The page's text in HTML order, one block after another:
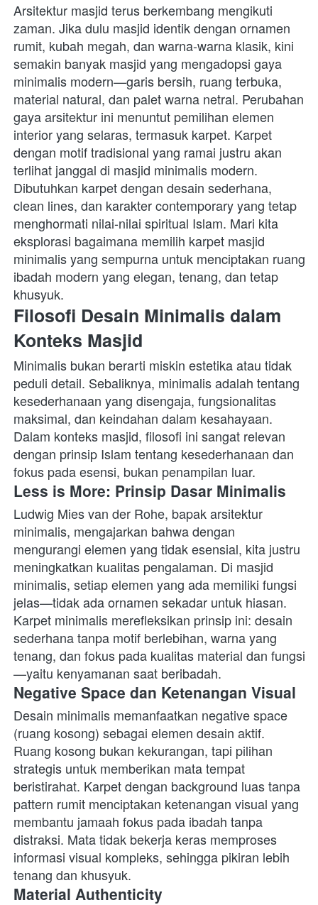
Arsitektur masjid terus berkembang mengikuti
zaman. Jika dulu masjid identik dengan ornamen
rumit, kubah megah, dan warna-warna klasik, kini
semakin banyak masjid yang mengadopsi gaya
minimalis modern—garis bersih, ruang terbuka,
material natural, dan palet warna netral. Perubahan
gaya arsitektur ini menuntut pemilihan elemen
interior yang selaras, termasuk karpet. Karpet
dengan motif tradisional yang ramai justru akan
terlihat janggal di masjid minimalis modern.
Dibutuhkan karpet dengan desain sederhana,
clean lines, dan karakter contemporary yang tetap
menghormati nilai-nilai spiritual Islam. Mari kita
eksplorasi bagaimana memilih karpet masjid
minimalis yang sempurna untuk menciptakan ruang
ibadah modern yang elegan, tenang, dan tetap
khusyuk.
Filosofi Desain Minimalis dalam
Konteks Masjid
Minimalis bukan berarti miskin estetika atau tidak
peduli detail. Sebaliknya, minimalis adalah tentang
kesederhanaan yang disengaja, fungsionalitas
maksimal, dan keindahan dalam kesahayaan.
Dalam konteks masjid, filosofi ini sangat relevan
dengan prinsip Islam tentang kesederhanaan dan
fokus pada esensi, bukan penampilan luar.
Less is More: Prinsip Dasar Minimalis
Ludwig Mies van der Rohe, bapak arsitektur
minimalis, mengajarkan bahwa dengan
mengurangi elemen yang tidak esensial, kita justru
meningkatkan kualitas pengalaman. Di masjid
minimalis, setiap elemen yang ada memiliki fungsi
jelas—tidak ada ornamen sekadar untuk hiasan.
Karpet minimalis merefleksikan prinsip ini: desain
sederhana tanpa motif berlebihan, warna yang
tenang, dan fokus pada kualitas material dan fungsi
—yaitu kenyamanan saat beribadah.
Negative Space dan Ketenangan Visual
Desain minimalis memanfaatkan negative space
(ruang kosong) sebagai elemen desain aktif.
Ruang kosong bukan kekurangan, tapi pilihan
strategis untuk memberikan mata tempat
beristirahat. Karpet dengan background luas tanpa
pattern rumit menciptakan ketenangan visual yang
membantu jamaah fokus pada ibadah tanpa
distraksi. Mata tidak bekerja keras memproses
informasi visual kompleks, sehingga pikiran lebih
tenang dan khusyuk.
Material Authenticity